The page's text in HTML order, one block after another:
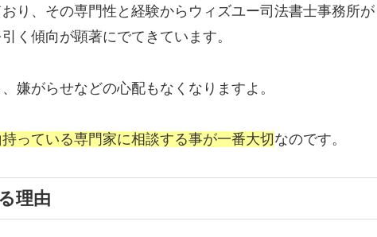
り、その専門性と経験からウィズユー司法書士事務所が
く傾向が顕著にでてきています。
嫌がらせなどの心配もなくなりますよ。
っている専門家に相談する事が一番大切 なのです。
理由